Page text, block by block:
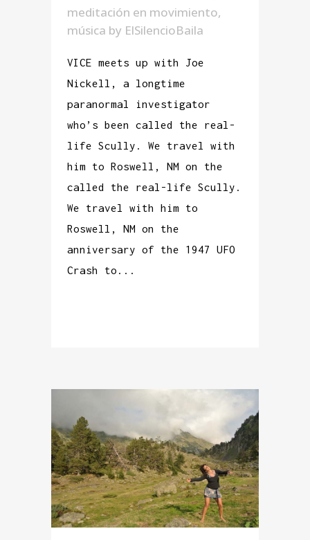
meditación en movimiento,
música by ElSilencioBaila
VICE meets up with Joe
Nickell, a longtime
paranormal investigator
who’s been called the real-
life Scully. We travel with
him to Roswell, NM on the
called the real-life Scully.
We travel with him to
Roswell, NM on the
anniversary of the 1947 UFO
Crash to...